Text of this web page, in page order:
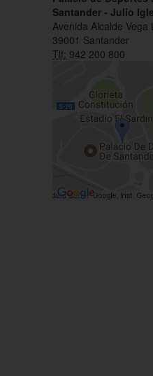
Santander - Julio
Avenida Alcalde Vega
39001 Santander
Tlf: 942 200 800